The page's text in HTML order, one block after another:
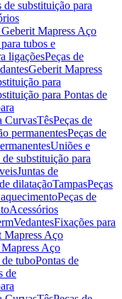
de substituição para
Mapress Aço
tubos e
ligaçõesPeças de
Geberit Mapress
para
para Pontas de
CurvasTêsPeças de
permanentesPeças de
Uniões e
de substituição para
Juntas de
dilataçãoTampasPeças
Peças de
Acessórios
VedantesFixações para
Mapress Aço
Aço
de tuboPontas de
de